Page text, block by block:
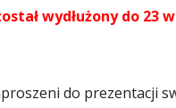
wydłużony do 23
do prezentacji